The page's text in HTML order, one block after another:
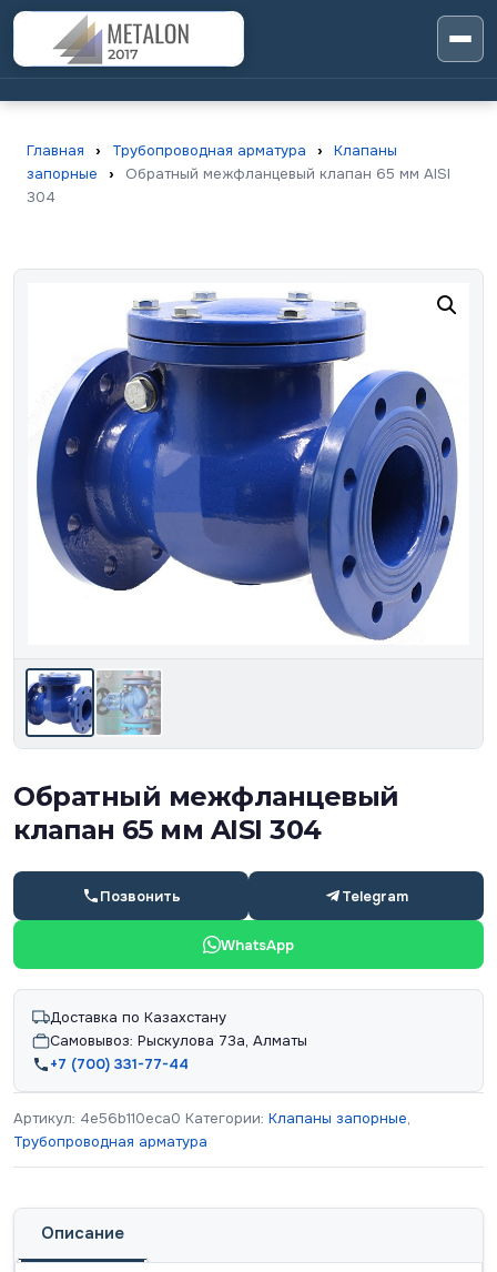
Главная › Трубопроводная арматура ›
Клапаны
запорные
›
Обратный межфланцевый клапан 65 мм AISI
304
Обратный межфланцевый
клапан 65 мм AISI 304
Позвонить Telegram
WhatsApp
Доставка по Казахстану
Самовывоз: Рыскулова 73а, Алматы
+7 (700) 331-77-44
Артикул: 4e56b110eca0 Категории: Клапаны запорные,
Трубопроводная арматура
Описание